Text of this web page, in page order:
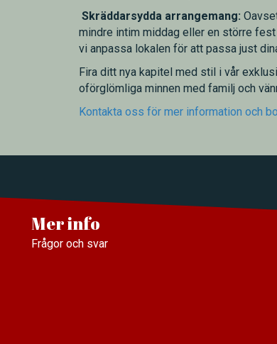
Skräddarsydda arrangemang:
mindre intim middag eller en större
vi anpassa lokalen för att passa just
Fira ditt nya kapitel med stil i vår
oförglömliga minnen med familj och
Kontakta oss för mer information och
Mer info
Frågor och svar